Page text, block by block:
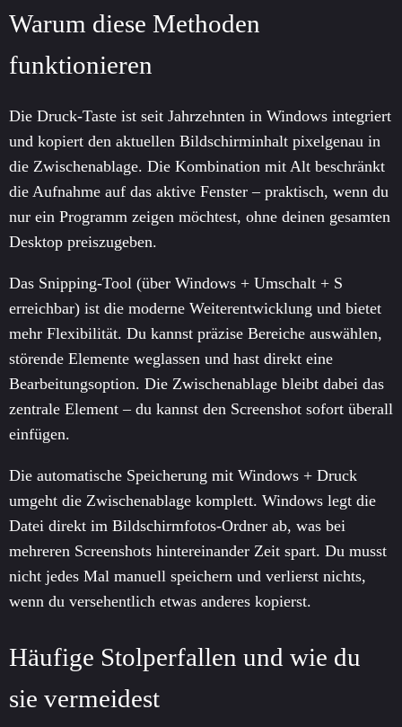
Warum diese Methoden
funktionieren
Die Druck-Taste ist seit Jahrzehnten in Windows integriert
und kopiert den aktuellen Bildschirminhalt pixelgenau in
die Zwischenablage. Die Kombination mit Alt beschränkt
die Aufnahme auf das aktive Fenster – praktisch, wenn du
nur ein Programm zeigen möchtest, ohne deinen gesamten
Desktop preiszugeben.
Das Snipping-Tool (über Windows + Umschalt + S
erreichbar) ist die moderne Weiterentwicklung und bietet
mehr Flexibilität. Du kannst präzise Bereiche auswählen,
störende Elemente weglassen und hast direkt eine
Bearbeitungsoption. Die Zwischenablage bleibt dabei das
zentrale Element – du kannst den Screenshot sofort überall
einfügen.
Die automatische Speicherung mit Windows + Druck
umgeht die Zwischenablage komplett. Windows legt die
Datei direkt im Bildschirmfotos-Ordner ab, was bei
mehreren Screenshots hintereinander Zeit spart. Du musst
nicht jedes Mal manuell speichern und verlierst nichts,
wenn du versehentlich etwas anderes kopierst.
Häufige Stolperfallen und wie du
sie vermeidest